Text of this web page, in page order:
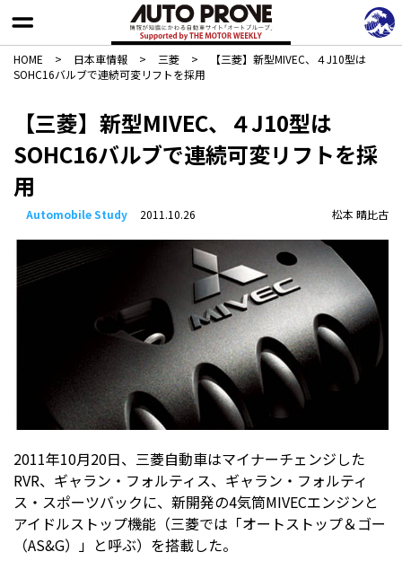
HOME > 日本車情報​ > 三菱 >
【三菱】新型MIVEC、４J10型は
SOHC16バルブで連続可変リフトを採用
【三菱】新型MIVEC、４J10型は
SOHC16バルブで連続可変リフトを採
用
Automobile Study 2011.10.26 松本 晴比古
2011年10月20日、三菱自動車はマイナーチェンジした
RVR、ギャラン・フォルティス、ギャラン・フォルティ
ス・スポーツバックに、新開発の4気筒MIVECエンジンと
アイドルストップ機能（三菱では「オートストップ＆ゴー
（AS&G）」と呼ぶ）を搭載した。